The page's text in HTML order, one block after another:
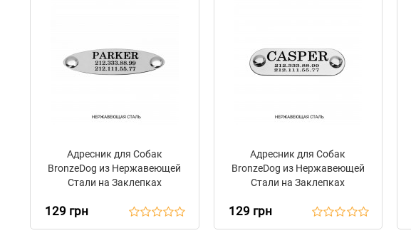
Адресник для Собак
BronzeDog из Нержавеющей
Стали на Заклепках
129 грн
Адресник для Собак
BronzeDog из Нержавеющей
Стали на Заклепках
129 грн